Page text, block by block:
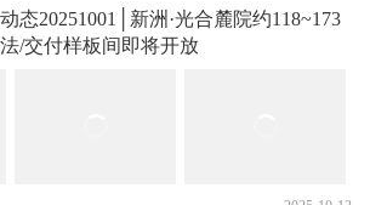
态20251001│新洲·光合麓院约118~173
/交付样板间即将开放